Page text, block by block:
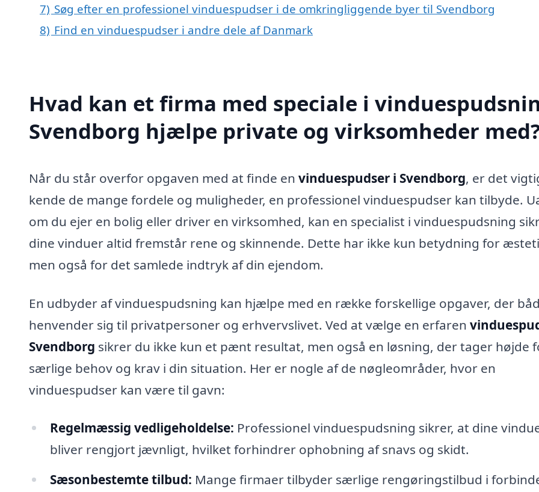
7) Søg efter en professionel vinduespudser i de omkringliggende byer til Svendborg
8) Find en vinduespudser i andre dele af Danmark
Hvad kan et firma med speciale i
Svendborg hjælpe private og virksomheder
Når du står overfor opgaven med at finde en vinduespudser i Svendborg, er det
kende de mange fordele og muligheder, en professionel vinduespudser kan tilbyde.
om du ejer en bolig eller driver en virksomhed, kan en specialist i vinduespudsning
dine vinduer altid fremstår rene og skinnende. Dette har ikke kun betydning for
men også for det samlede indtryk af din ejendom.
En udbyder af vinduespudsning kan hjælpe med en række forskellige opgaver, der
henvender sig til privatpersoner og erhvervslivet. Ved at vælge en erfaren
Svendborg sikrer du ikke kun et pænt resultat, men også en løsning, der tager højde
særlige behov og krav i din situation. Her er nogle af de nøgleområder, hvor en
vinduespudser kan være til gavn:
Regelmæssig vedligeholdelse: Professionel vinduespudsning sikrer, at dine
bliver rengjort jævnligt, hvilket forhindrer ophobning af snavs og skidt.
Sæsonbestemte tilbud: Mange firmaer tilbyder særlige rengøringstilbud i